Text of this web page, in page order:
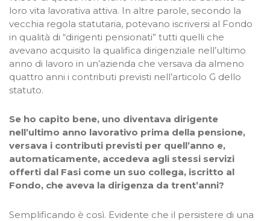
loro vita lavorativa attiva. In altre parole, secondo la
vecchia regola statutaria, potevano iscriversi al Fondo
in qualità di “dirigenti pensionati” tutti quelli che
avevano acquisito la qualifica dirigenziale nell’ultimo
anno di lavoro in un’azienda che versava da almeno
quattro anni i contributi previsti nell’articolo G dello
statuto.
Se ho capito bene, uno diventava dirigente
nell’ultimo anno lavorativo prima della pensione,
versava i contributi previsti per quell’anno e,
automaticamente, accedeva agli stessi servizi
offerti dal Fasi come un suo collega, iscritto al
Fondo, che aveva la dirigenza da trent’anni?
Semplificando è così. Evidente che il persistere di una